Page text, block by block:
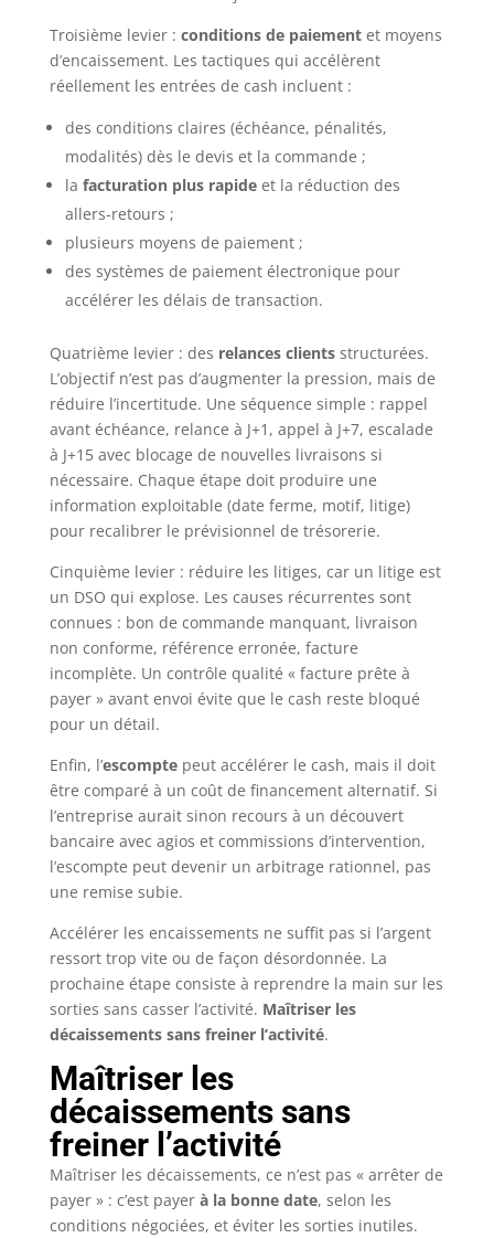
Troisième levier : conditions de paiementet moyens
d’encaissement. Les tactiques qui accélèrent
réellement les entrées de cash incluent :
des conditions claires (échéance, pénalités,
modalités) dès le devis et la commande ;
la facturation plus rapideet la réduction des
allers-retours ;
plusieurs moyens de paiement ;
des systèmes de paiement électronique pour
accélérer les délais de transaction.
Quatrième levier : des relances clientsstructurées.
L’objectif n’est pas d’augmenter la pression, mais de
réduire l’incertitude. Une séquence simple : rappel
avant échéance, relance à J+1, appel à J+7, escalade
à J+15 avec blocage de nouvelles livraisons si
nécessaire. Chaque étape doit produire une
information exploitable (date ferme, motif, litige)
pour recalibrer le prévisionnel de trésorerie.
Cinquième levier : réduire les litiges, car un litige est
un DSO qui explose. Les causes récurrentes sont
connues : bon de commande manquant, livraison
non conforme, référence erronée, facture
incomplète. Un contrôle qualité « facture prête à
payer » avant envoi évite que le cash reste bloqué
pour un détail.
Enfin, l’escomptepeut accélérer le cash, mais il doit
être comparé à un coût de financement alternatif. Si
l’entreprise aurait sinon recours à un découvert
bancaire avec agios et commissions d’intervention,
l’escompte peut devenir un arbitrage rationnel, pas
une remise subie.
Accélérer les encaissements ne suffit pas si l’argent
ressort trop vite ou de façon désordonnée. La
prochaine étape consiste à reprendre la main sur les
sorties sans casser l’activité. Maîtriser les
décaissements sans freiner l’activité.
Maîtriser les
décaissements sans
freiner l’activité
Maîtriser les décaissements, ce n’est pas « arrêter de
payer » : c’est payer à la bonne date, selon les
conditions négociées, et éviter les sorties inutiles.